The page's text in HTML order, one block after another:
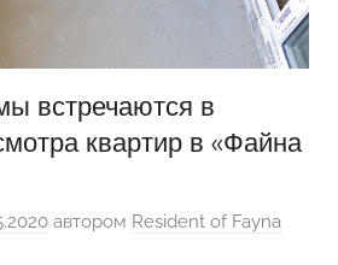
встречаются в
квартир в «Файна
автором Resident of Fayna